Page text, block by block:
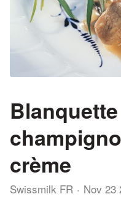
crème
Swissmilk FR Nov 23